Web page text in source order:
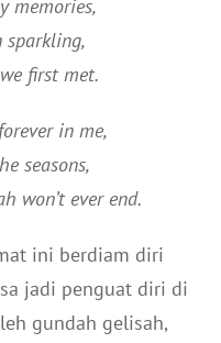
memories,
sparkling,
first met.
in me,
seasons,
won’t ever end.
ini berdiam diri
jadi penguat diri di
gundah gelisah,